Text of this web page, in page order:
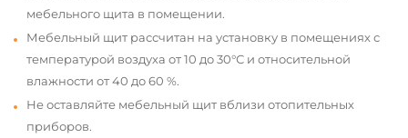
мебельного щита в помещении.
Мебельный щит рассчитан на установку в помещениях с
температурой воздуха от 10 до 30°С и относительной
влажности от 40 до 60 %.
Не оставляйте мебельный щит вблизи отопительных
приборов.